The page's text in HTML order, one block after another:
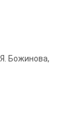
Божинова,